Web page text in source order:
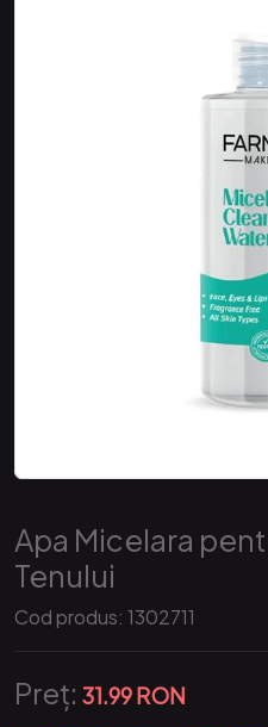
Apa Micelara
Tenului
Cod produs: 1302711
Preț: 31.99 RON